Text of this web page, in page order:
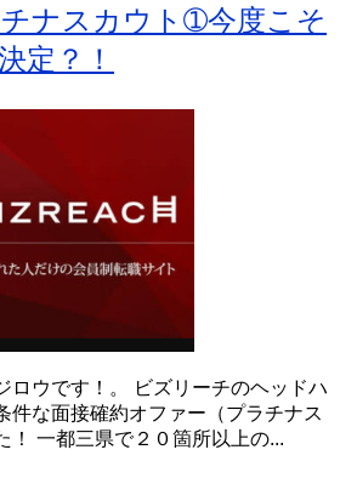
ナスカウト➀今度こそ
定？！
ロウです！。 ビズリーチのヘッドハ
件な面接確約オファー（プラチナス
！ 一都三県で２０箇所以上の...